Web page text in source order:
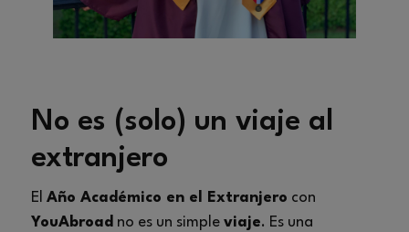
No es (solo) un viaje al
extranjero
El Año Académico en el Extranjero con
YouAbroad no es un simple viaje. Es una